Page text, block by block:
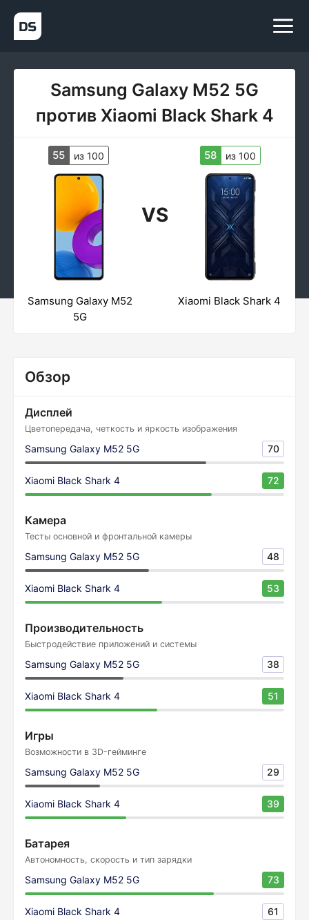
Samsung Galaxy M52 5G
против Xiaomi Black Shark 4
55 из 100
VS
58 из 100
Samsung Galaxy M52
5G
Xiaomi Black Shark 4
Обзор
Дисплей
Цветопередача, четкость и яркость изображения
Samsung Galaxy M52 5G 70
Xiaomi Black Shark 4 72
Камера
Тесты основной и фронтальной камеры
Samsung Galaxy M52 5G 48
Xiaomi Black Shark 4 53
Производительность
Быстродействие приложений и системы
Samsung Galaxy M52 5G 38
Xiaomi Black Shark 4 51
Игры
Возможности в 3D-гейминге
Samsung Galaxy M52 5G 29
Xiaomi Black Shark 4 39
Батарея
Автономность, скорость и тип зарядки
Samsung Galaxy M52 5G 73
Xiaomi Black Shark 4 61